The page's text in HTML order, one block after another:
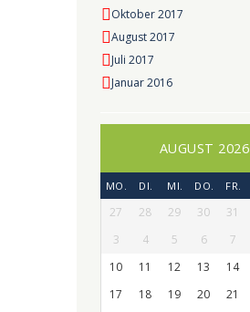
Oktober 2017
August 2017
Juli 2017
Januar 2016
AUGUST 2026
MO. DI. MI. DO. FR.
27 28 29 30 31
3
4 5 6 7
10
11 12 13 14
17
18 19 20 21